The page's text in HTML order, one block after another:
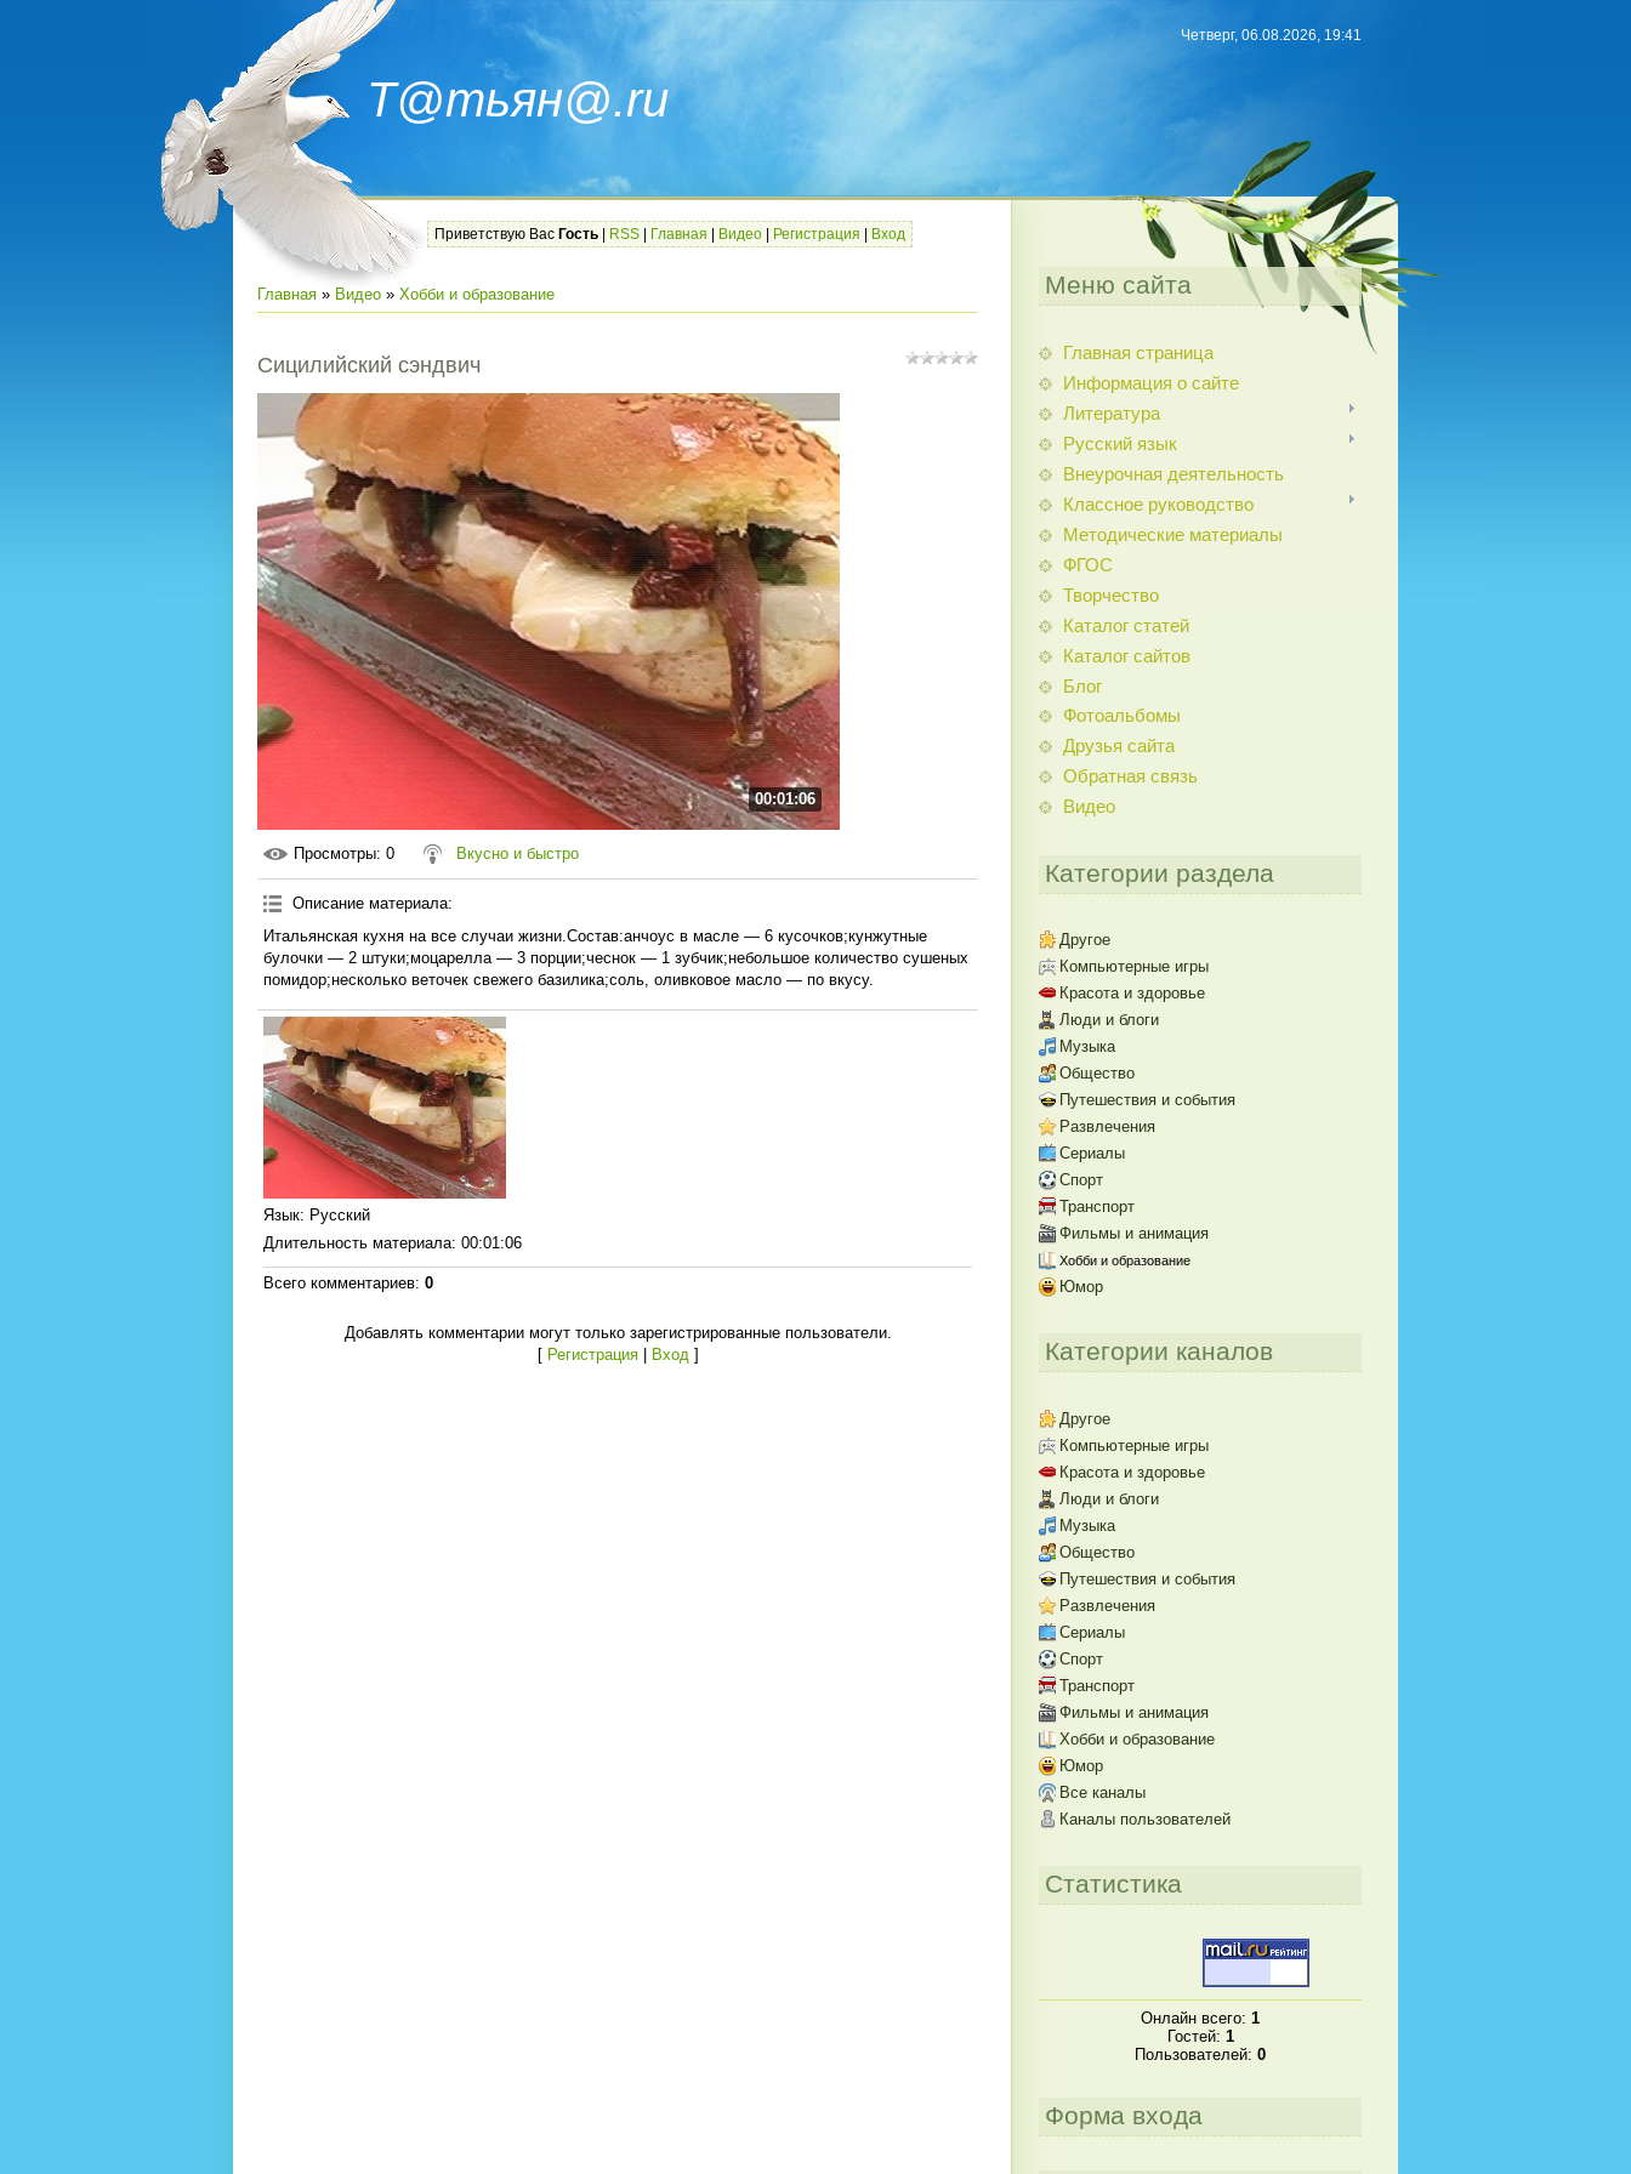
Т@тьян@.ru
Четверг, 06.08.2026, 19:41
Приветствую Вас Гость RSS Главная Видео Регистрация Вход
Главная » Видео » Хобби и образование
Сицилийский сэндвич
00:01:06
Просмотры: 0 Вкусно и быстро
Описание материала:
Итальянская кухня на все случаи жизни.Состав:анчоус в масле — 6 кусочков;кунжутные
булочки — 2 штуки;моцарелла — 3 порции;чеснок — 1 зубчик;небольшое количество сушеных
помидор;несколько веточек свежего базилика;соль, оливковое масло — по вкусу.
Язык: Русский
Длительность материала: 00:01:06
Всего комментариев: 0
Добавлять комментарии могут только зарегистрированные пользователи.
[ Регистрация| Вход]
Меню сайта
Главная страница
Информация о сайте
Литература
Русский язык
Внеурочная деятельность
Классное руководство
Методические материалы
ФГОС
Творчество
Каталог статей
Каталог сайтов
Блог
Фотоальбомы
Друзья сайта
Обратная связь
Видео
Категории раздела
Другое
Компьютерные игры
Красота и здоровье
Люди и блоги
Музыка
Общество
Путешествия и события
Развлечения
Сериалы
Спорт
Транспорт
Фильмы и анимация
Хобби и образование
Юмор
Категории каналов
Другое
Компьютерные игры
Красота и здоровье
Люди и блоги
Музыка
Общество
Путешествия и события
Развлечения
Сериалы
Спорт
Транспорт
Фильмы и анимация
Хобби и образование
Юмор
Все каналы
Каналы пользователей
Статистика
Онлайн всего: 1
Гостей: 1
Пользователей: 0
Форма входа